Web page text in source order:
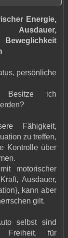
Energie,
persönliche
Besitze ich
Fähigkeit,
zu treffen,
Kontrolle über
motorischer
Ausdauer,
kann aber
gilt.
selbst sind
für